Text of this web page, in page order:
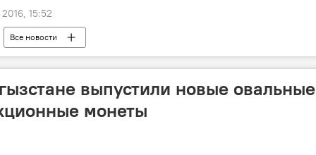
15:52
Все новости
выпустили новые овальные
монеты